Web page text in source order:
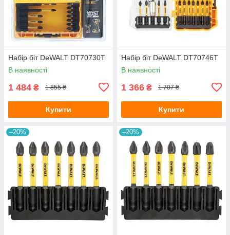
Набір біт DeWALT DT70730T
В наявності
1 484 ₴ 1 855 ₴
Купити
Набір біт DeWALT DT70746T
В наявності
1 366 ₴ 1 707 ₴
Купити
–20% –20%